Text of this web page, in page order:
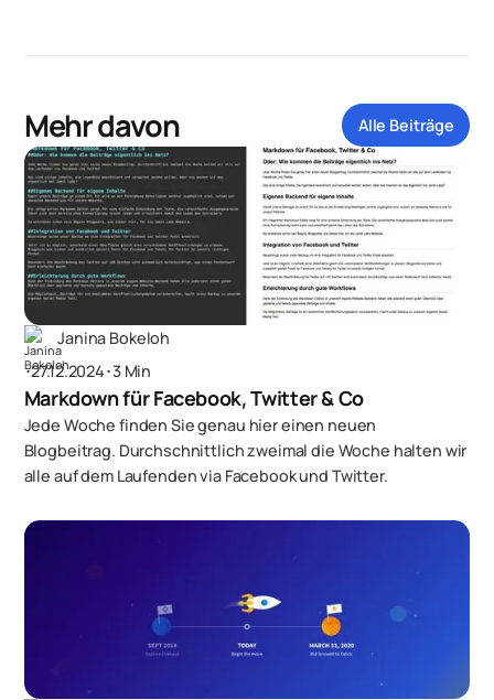
Mehr davon Alle Beiträge
Janina Bokeloh
･27.12.2024･3 Min
Markdown für Facebook, Twitter & Co
Jede Woche finden Sie genau hier einen neuen
Blogbeitrag. Durchschnittlich zweimal die Woche halten wir
alle auf dem Laufenden via Facebook und Twitter.